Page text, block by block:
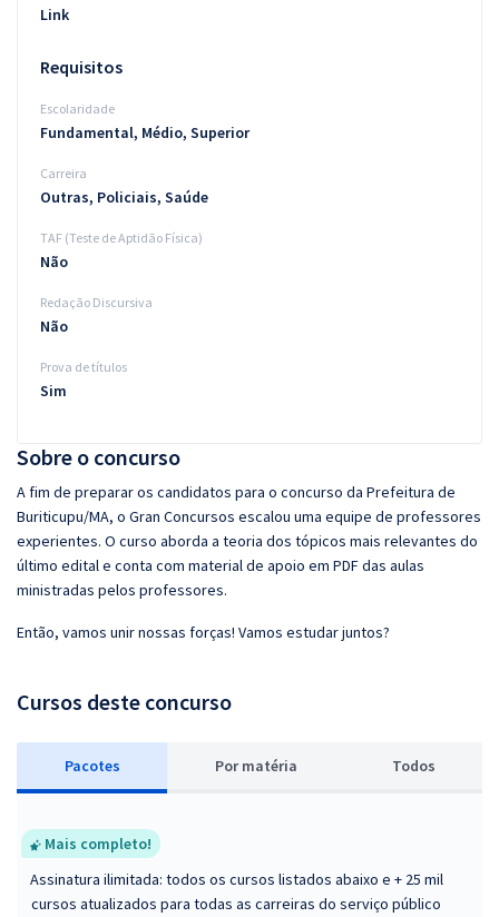
Sobre o concurso
A fim de preparar os candidatos para o concurso da Prefeitura de
Buriticupu/MA, o Gran Concursos escalou uma equipe de professores
experientes. O curso aborda a teoria dos tópicos mais relevantes do
último edital e conta com material de apoio em PDF das aulas
ministradas pelos professores.
Então, vamos unir nossas forças! Vamos estudar juntos?
Cursos deste concurso
Pacotes Por matéria Todos
Mais completo!
Assinatura ilimitada: todos os cursos listados abaixo e + 25 mil
cursos atualizados para todas as carreiras do serviço público
Link
Requisitos
Escolaridade
Fundamental, Médio, Superior
Carreira
Outras, Policiais, Saúde
TAF (Teste de Aptidão Física)
Não
Redação Discursiva
Não
Prova de títulos
Sim